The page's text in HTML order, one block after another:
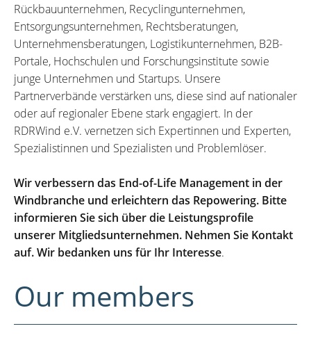
Rückbauunternehmen, Recyclingunternehmen,
Entsorgungsunternehmen, Rechtsberatungen,
Unternehmensberatungen, Logistikunternehmen, B2B-
Portale, Hochschulen und Forschungsinstitute sowie
junge Unternehmen und Startups. Unsere
Partnerverbände verstärken uns, diese sind auf nationaler
oder auf regionaler Ebene stark engagiert. In der
RDRWind e.V. vernetzen sich Expertinnen und Experten,
Spezialistinnen und Spezialisten und Problemlöser.
Wir verbessern das End-of-Life Management in der
Windbranche und erleichtern das Repowering. Bitte
informieren Sie sich über die Leistungsprofile
unserer Mitgliedsunternehmen. Nehmen Sie Kontakt
auf. Wir bedanken uns für Ihr Interesse.
Our members